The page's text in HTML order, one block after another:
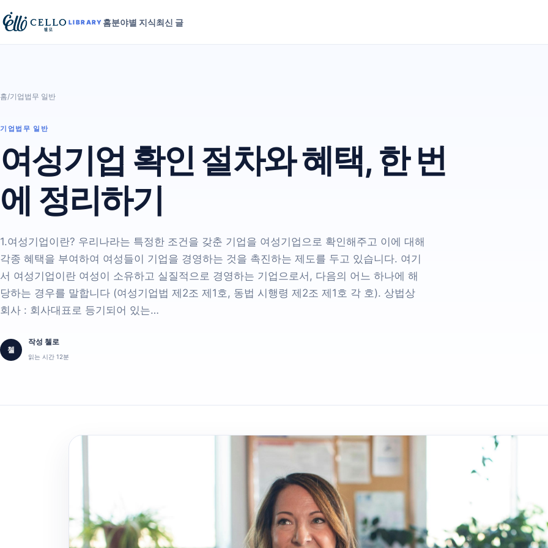
LIBRARY 홈분야별 지식최신 글
홈/기업법무 일반
기업법무 일반
여성기업 확인 절차와 혜택, 한 번
에 정리하기
1.여성기업이란? 우리나라는 특정한 조건을 갖춘 기업을 여성기업으로 확인해주고 이에 대해
각종 혜택을 부여하여 여성들이 기업을 경영하는 것을 촉진하는 제도를 두고 있습니다. 여기
서 여성기업이란 여성이 소유하고 실질적으로 경영하는 기업으로서, 다음의 어느 하나에 해
당하는 경우를 말합니다 (여성기업법 제2조 제1호, 동법 시행령 제2조 제1호 각 호). 상법상
회사 : 회사대표로 등기되어 있는…
첼
작성 첼로
읽는 시간 12분